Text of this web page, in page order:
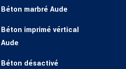
Béton marbré Aude
Béton imprimé vértical
Aude
Béton désactivé